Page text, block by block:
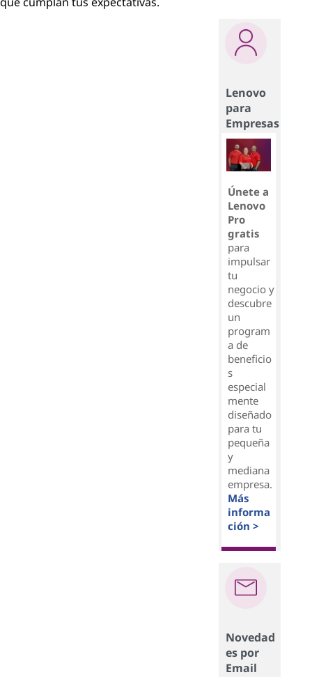
Lenovo
para
Empresas
Únete a
Lenovo
Pro
gratis
para
impulsar
tu
negocio y
descubre
un
program
a de
beneficio
s
especial
mente
diseñado
para tu
pequeña
y
mediana
empresa.
Más
informa
ción >
Novedad
es por
Email